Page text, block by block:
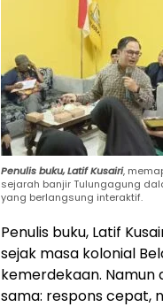
Penulis buku, Latif Kusairi,
sejarah banjir Tulungagung
yang berlangsung interaktif.
Penulis buku, Latif
sejak masa kolonial
kemerdekaan.
sama: respons cepat,